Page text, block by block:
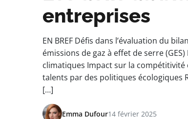
entreprises
EN BREF Défis dans l’évaluation du
émissions de gaz à effet de serre
climatiques Impact sur la
talents par des politiques écologiques
[…]
Emma Dufour14 février 2025